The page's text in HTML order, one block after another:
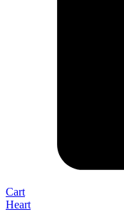
Cart
Heart